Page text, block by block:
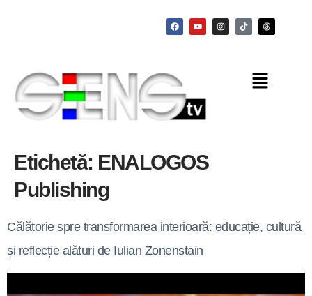
Etichetă: ENALOGOS
Publishing
Călătorie spre transformarea interioară: educație, cultură
și reflecție alături de Iulian Zonenstain